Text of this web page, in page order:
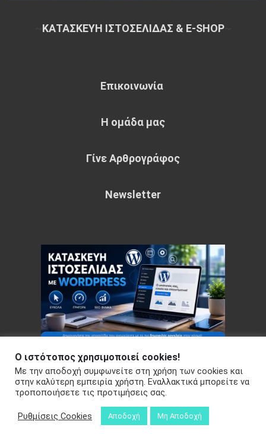
ΚΑΤΑΣΚΕΥΗ ΙΣΤΟΣΕΛΙΔΑΣ & E-SHOP~
Επικοινωνία
Η ομάδα μας
Γίνε Αρθρογράφος
Newsletter
Copyright © 2026 Your e-articles - WordPress Theme : by
Sparkle Themes Πολιτική Απορρήτου
Ο ιστότοπος χρησιμοποιεί cookies!
Με την αποδοχή συμφωνείτε στη χρήση των cookies και
στην καλύτερη εμπειρία χρήστη. Εναλλακτικά μπορείτε να
τροποποιήσετε τις προτιμήσεις σας.
Ρυθμίσεις Cookies Αποδοχή Μη Αποδοχή